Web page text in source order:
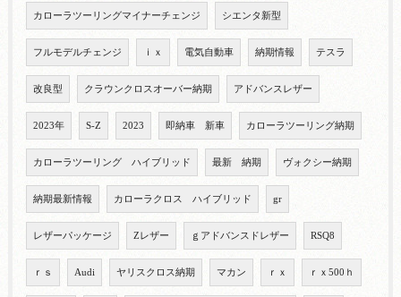
カローラツーリングマイナーチェンジ シエンタ新型
フルモデルチェンジ ｉｘ 電気自動車 納期情報 テスラ
改良型 クラウンクロスオーバー納期 アドバンスレザー
2023年 S-Z 2023 即納車 新車 カローラツーリング納期
カローラツーリング ハイブリッド 最新 納期 ヴォクシー納期
納期最新情報 カローラクロス ハイブリッド gr
レザーパッケージ Zレザー ｇアドバンスドレザー RSQ8
ｒｓ Audi ヤリスクロス納期 マカン ｒｘ ｒｘ500ｈ